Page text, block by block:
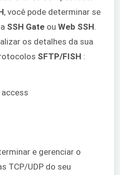
, você pode determinar se
SSH Gate ou Web SSH.
os detalhes da sua
SFTP/FISH :
e gerenciar o
TCP/UDP do seu